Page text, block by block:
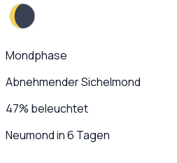
Mondphase
Abnehmender Sichelmond
47% beleuchtet
Neumond in 6 Tagen